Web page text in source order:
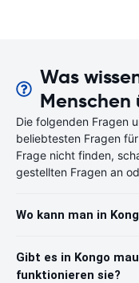
Was
Menschen
Die folgenden Fragen
beliebtesten Fragen
Frage nicht finden,
gestellten Fragen an
Wo kann man in
Gibt es in Kongo
funktionieren sie?